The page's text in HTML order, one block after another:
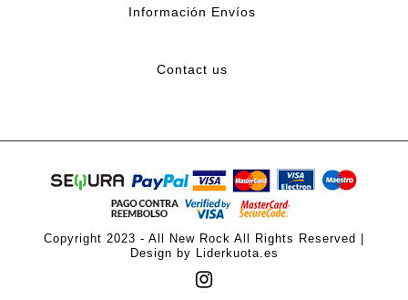
Información Envíos
Contact us
Copyright 2023 - All New Rock All Rights Reserved |
Design by Liderkuota.es